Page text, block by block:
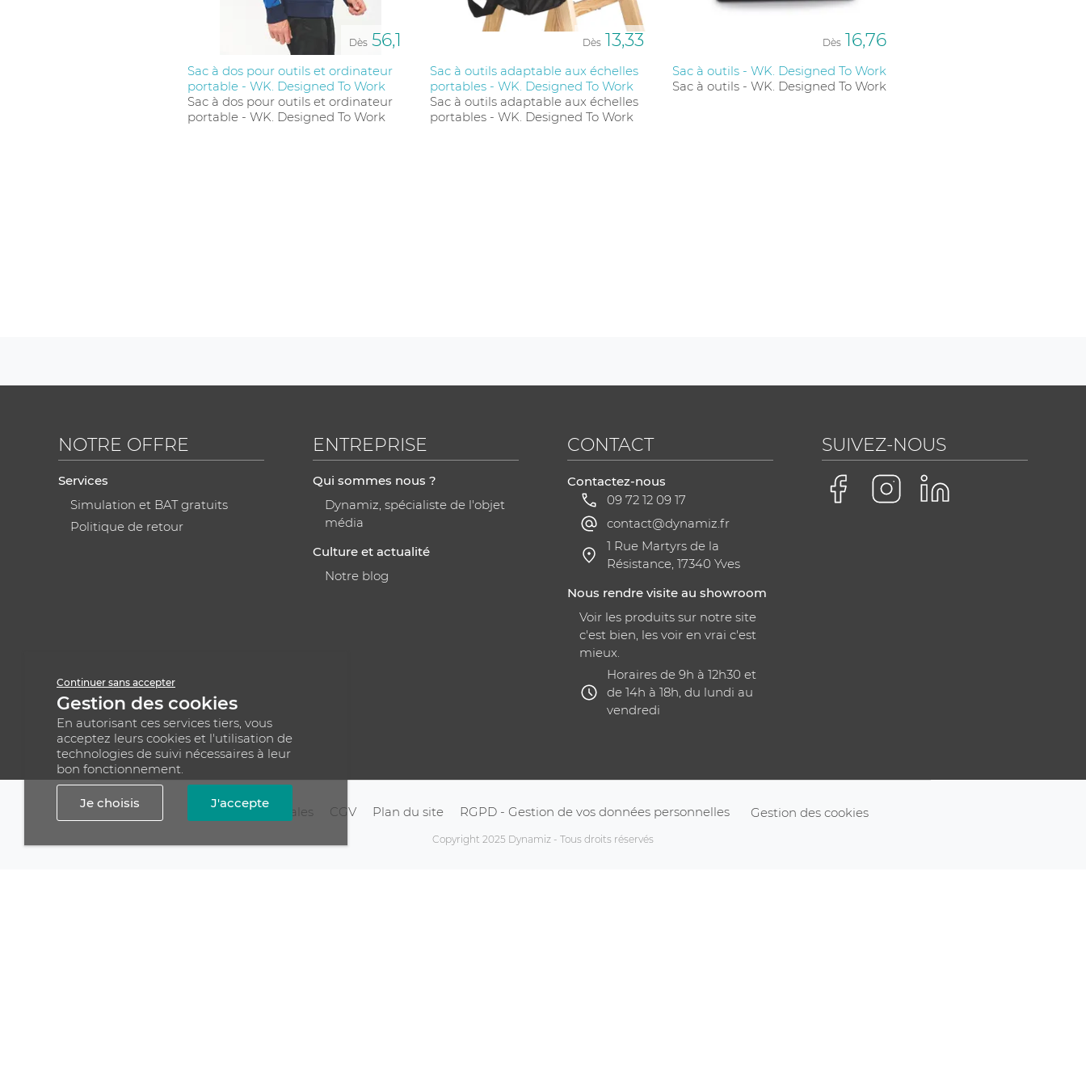
Dès 56,1
Sac à dos pour outils et ordinateur
portable - WK. Designed To Work
Sac à dos pour outils et ordinateur
portable - WK. Designed To Work
Dès 13,33
Sac à outils adaptable aux échelles
portables - WK. Designed To Work
Sac à outils adaptable aux échelles
portables - WK. Designed To Work
Dès 16,76
Sac à outils - WK. Designed To Work
Sac à outils - WK. Designed To Work
NOTRE OFFRE
Services
Simulation et BAT gratuits
Politique de retour
ENTREPRISE
Qui sommes nous ?
Dynamiz, spécialiste de l'objet
média
Culture et actualité
Notre blog
CONTACT
Contactez-nous
09 72 12 09 17
contact@dynamiz.fr
1 Rue Martyrs de la
Résistance, 17340 Yves
Nous rendre visite au showroom
Voir les produits sur notre site
c'est bien, les voir en vrai c'est
mieux.
Horaires de 9h à 12h30 et
de 14h à 18h, du lundi au
vendredi
SUIVEZ-NOUS
Mentions légales CGV Plan du site RGPD - Gestion de vos données personnelles Gestion des cookies
Copyright 2025 Dynamiz - Tous droits réservés
Continuer sans accepter
Gestion des cookies
En autorisant ces services tiers, vous
acceptez leurs cookies et l'utilisation de
technologies de suivi nécessaires à leur
bon fonctionnement.
Je choisis J'accepte